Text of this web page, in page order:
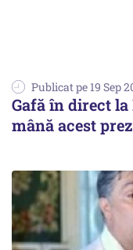
Publicat pe 19 Sep
Gafă în direct la
mână acest